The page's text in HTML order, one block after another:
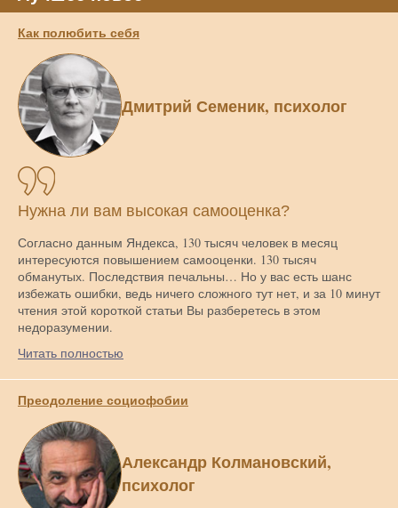
Как полюбить себя
Дмитрий Семеник, психолог
Нужна ли вам высокая самооценка?
Согласно данным Яндекса, 130 тысяч человек в месяц
интересуются повышением самооценки. 130 тысяч
обманутых. Последствия печальны… Но у вас есть шанс
избежать ошибки, ведь ничего сложного тут нет, и за 10 минут
чтения этой короткой статьи Вы разберетесь в этом
недоразумении.
Читать полностью
Преодоление социофобии
Александр Колмановский,
психолог